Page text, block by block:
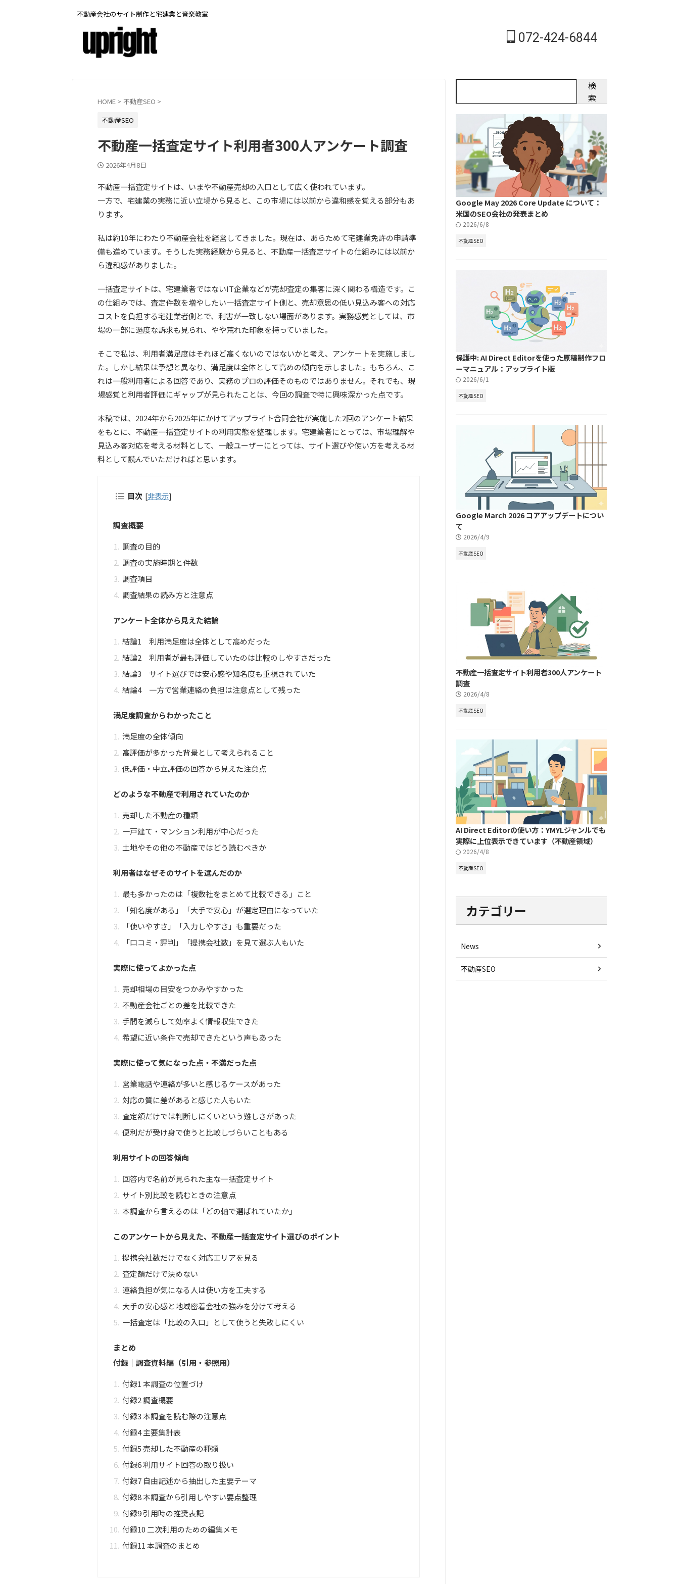
不動産会社のサイト制作と宅建業と音楽教室
072-424-6844
HOME > 不動産SEO >
不動産SEO
不動産一括査定サイト利用者300人アンケート調査
2026年4月8日
不動産一括査定サイトは、いまや不動産売却の入口として広く使われています。
一方で、宅建業の実務に近い立場から見ると、この市場には以前から違和感を覚える部分もあ
ります。
私は約10年にわたり不動産会社を経営してきました。現在は、あらためて宅建業免許の申請準
備も進めています。そうした実務経験から見ると、不動産一括査定サイトの仕組みには以前か
ら違和感がありました。
一括査定サイトは、宅建業者ではないIT企業などが売却査定の集客に深く関わる構造です。こ
の仕組みでは、査定件数を増やしたい一括査定サイト側と、売却意思の低い見込み客への対応
コストを負担する宅建業者側とで、利害が一致しない場面があります。実務感覚としては、市
場の一部に過度な訴求も見られ、やや荒れた印象を持っていました。
そこで私は、利用者満足度はそれほど高くないのではないかと考え、アンケートを実施しまし
た。しかし結果は予想と異なり、満足度は全体として高めの傾向を示しました。もちろん、こ
れは一般利用者による回答であり、実務のプロの評価そのものではありません。それでも、現
場感覚と利用者評価にギャップが見られたことは、今回の調査で特に興味深かった点です。
本稿では、2024年から2025年にかけてアップライト合同会社が実施した2回のアンケート結果
をもとに、不動産一括査定サイトの利用実態を整理します。宅建業者にとっては、市場理解や
見込み客対応を考える材料として、一般ユーザーにとっては、サイト選びや使い方を考える材
料として読んでいただければと思います。
目次 [非表示]
調査概要
調査の目的
調査の実施時期と件数
調査項目
調査結果の読み方と注意点
アンケート全体から見えた結論
結論1 利用満足度は全体として高めだった
結論2 利用者が最も評価していたのは比較のしやすさだった
結論3 サイト選びでは安心感や知名度も重視されていた
結論4 一方で営業連絡の負担は注意点として残った
満足度調査からわかったこと
満足度の全体傾向
高評価が多かった背景として考えられること
低評価・中立評価の回答から見えた注意点
どのような不動産で利用されていたのか
売却した不動産の種類
一戸建て・マンション利用が中心だった
土地やその他の不動産ではどう読むべきか
利用者はなぜそのサイトを選んだのか
最も多かったのは「複数社をまとめて比較できる」こと
「知名度がある」「大手で安心」が選定理由になっていた
「使いやすさ」「入力しやすさ」も重要だった
「口コミ・評判」「提携会社数」を見て選ぶ人もいた
実際に使ってよかった点
売却相場の目安をつかみやすかった
不動産会社ごとの差を比較できた
手間を減らして効率よく情報収集できた
希望に近い条件で売却できたという声もあった
実際に使って気になった点・不満だった点
営業電話や連絡が多いと感じるケースがあった
対応の質に差があると感じた人もいた
査定額だけでは判断しにくいという難しさがあった
便利だが受け身で使うと比較しづらいこともある
利用サイトの回答傾向
回答内で名前が見られた主な一括査定サイト
サイト別比較を読むときの注意点
本調査から言えるのは「どの軸で選ばれていたか」
このアンケートから見えた、不動産一括査定サイト選びのポイント
提携会社数だけでなく対応エリアを見る
査定額だけで決めない
連絡負担が気になる人は使い方を工夫する
大手の安心感と地域密着会社の強みを分けて考える
一括査定は「比較の入口」として使うと失敗しにくい
まとめ
付録｜調査資料編（引用・参照用）
付録1 本調査の位置づけ
付録2 調査概要
付録3 本調査を読む際の注意点
付録4 主要集計表
付録5 売却した不動産の種類
付録6 利用サイト回答の取り扱い
付録7 自由記述から抽出した主要テーマ
付録8 本調査から引用しやすい要点整理
付録9 引用時の推奨表記
付録10 二次利用のための編集メモ
付録11 本調査のまとめ
検
索
Google May 2026 Core Update について：
米国のSEO会社の発表まとめ
2026/6/8
不動産SEO
保護中: AI Direct Editorを使った原稿制作フロ
ーマニュアル：アップライト版
2026/6/1
不動産SEO
Google March 2026 コアアップデートについ
て
2026/4/9
不動産SEO
不動産一括査定サイト利用者300人アンケート
調査
2026/4/8
不動産SEO
AI Direct Editorの使い方：YMYLジャンルでも
実際に上位表示できています（不動産領域）
2026/4/8
不動産SEO
カテゴリー
News
不動産SEO